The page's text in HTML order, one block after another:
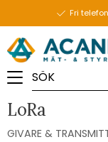
Fri
LoRa
GIVARE &